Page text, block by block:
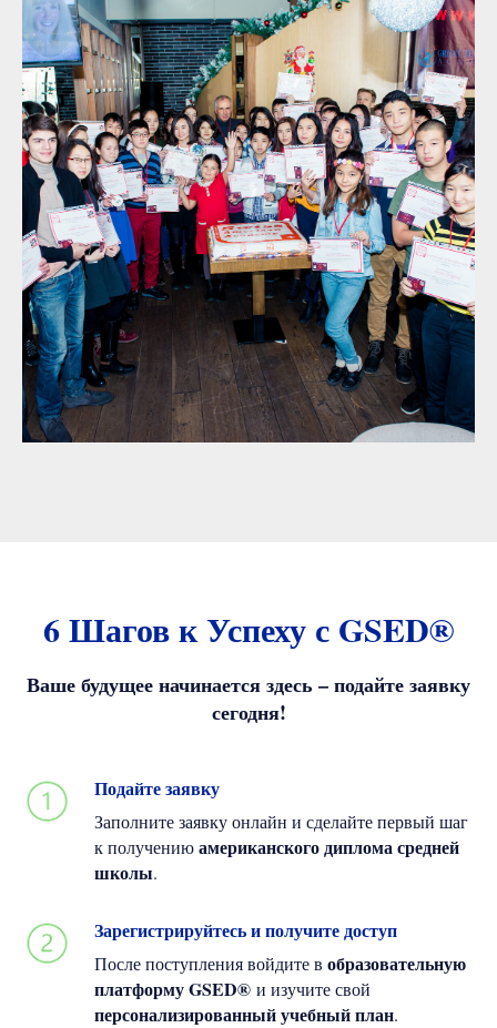
6 Шагов к Успеху с GSED®
Ваше будущее начинается здесь – подайте заявку
сегодня!
Подайте заявку
Заполните заявку онлайн и сделайте первый шаг
к получениюамериканского диплома средней
школы.
Зарегистрируйтесь и получите доступ
После поступления войдите в образовательную
платформу GSED® и изучите свой
персонализированный учебный план.